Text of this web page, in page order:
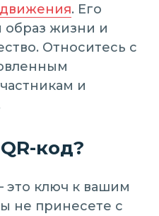
. Его
жизни и
Относитесь с
и
код?
это ключ к вашим
не принесете с